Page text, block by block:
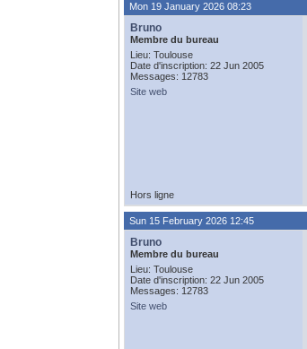
Mon 19 January 2026 08:23
Bruno
Membre du bureau
Lieu: Toulouse
Date d'inscription: 22 Jun 2005
Messages: 12783
Site web
Hors ligne
Sun 15 February 2026 12:45
Bruno
Membre du bureau
Lieu: Toulouse
Date d'inscription: 22 Jun 2005
Messages: 12783
Site web